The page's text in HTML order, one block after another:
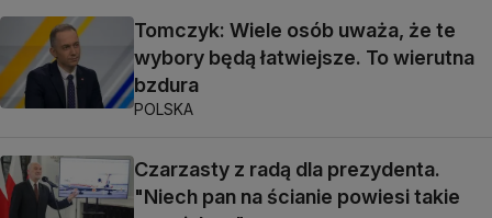
Tomczyk: Wiele osób uważa, że te
wybory będą łatwiejsze. To wierutna
bzdura
POLSKA
Czarzasty z radą dla prezydenta.
"Niech pan na ścianie powiesi takie